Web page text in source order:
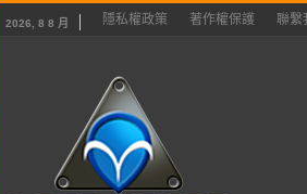
2026, 8 8 月 隱私權政策 著作權保護 聯繫